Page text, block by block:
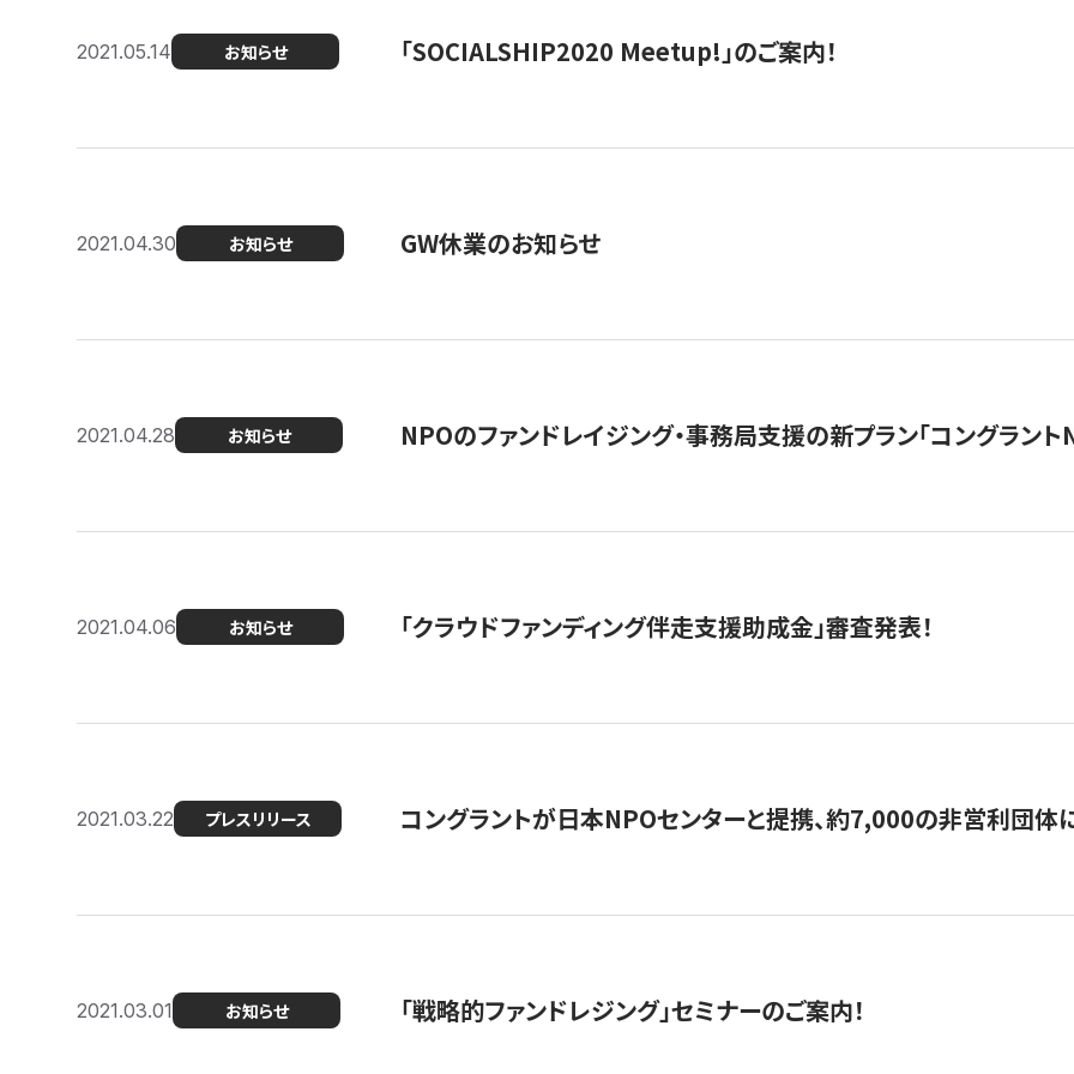
2021.05.14 お知らせ 「SOCIALSHIP2020 Meetup!」のご案内！
2021.04.30 お知らせ GW休業のお知らせ
2021.04.28 お知らせ NPOのファンドレイジング・事務局支援の新プラン「コングラント
2021.04.06 お知らせ 「クラウドファンディング伴走支援助成金」審査発表！
2021.03.22 プレスリリース コングラントが日本NPOセンターと提携、約7,000の非営利団体
2021.03.01 お知らせ 「戦略的ファンドレジング」セミナーのご案内！